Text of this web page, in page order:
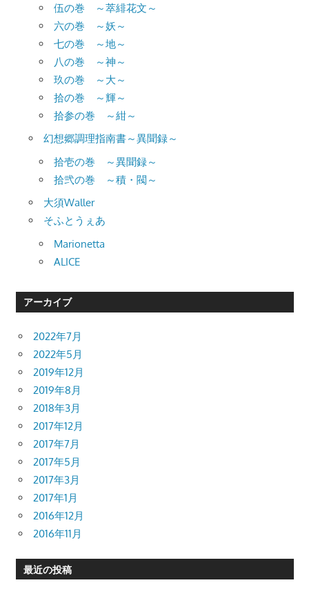
伍の巻 ～萃緋花文～
六の巻 ～妖～
七の巻 ～地～
八の巻 ～神～
玖の巻 ～大～
拾の巻 ～輝～
拾参の巻 ～紺～
幻想郷調理指南書～異聞録～
拾壱の巻 ～異聞録～
拾弐の巻 ～積・閥～
大須Waller
そふとうぇあ
Marionetta
ALICE
アーカイブ
2022年7月
2022年5月
2019年12月
2019年8月
2018年3月
2017年12月
2017年7月
2017年5月
2017年3月
2017年1月
2016年12月
2016年11月
最近の投稿